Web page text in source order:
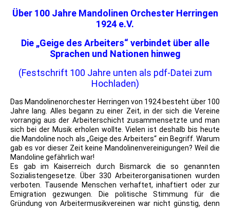
Über 100 Jahre Mandolinen Orchester Herringen
1924 e.V.
Die „Geige des Arbeiters“ verbindet über alle
Sprachen und Nationen hinweg
(Festschrift 100 Jahre unten als pdf-Datei zum
Hochladen)
Das Mandolinenorchester Herringen von 1924 besteht über 100
Jahre lang. Alles begann zu einer Zeit, in der sich die Vereine
vorrangig aus der Arbeiterschicht zusammensetzte und man
sich bei der Musik erholen wollte. Vielen ist deshalb bis heute
die Mandoline noch als „Geige des Arbeiters“ ein Begriff. Warum
gab es vor dieser Zeit keine Mandolinenvereinigungen? Weil die
Mandoline gefährlich war!
Es gab im Kaiserreich durch Bismarck die so genannten
Sozialistengesetze. Über 330 Arbeiterorganisationen wurden
verboten. Tausende Menschen verhaftet, inhaftiert oder zur
Emigration gezwungen. Die politische Stimmung für die
Gründung von Arbeitermusikvereinen war nicht günstig, denn